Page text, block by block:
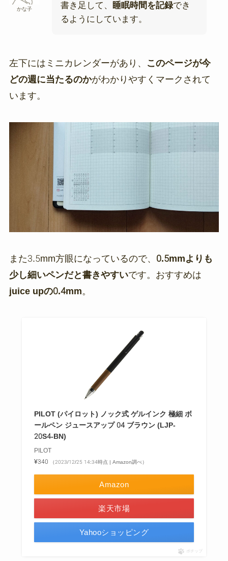
かな子
書き足して、
睡眠時間を記録でき
るようにしています。
左下にはミニカレンダーがあり、
このページが今
どの週に当たるのかがわかりやすくマークされて
います。
また3.5mm方眼になっているので、 0.5mmよりも
少し細いペンだと書きやすいです。おすすめは
juice upの0.4mm。
PILOT (パイロット) ノック式 ゲルインク 極細 ボ
ールペン ジュースアップ 04 ブラウン (LJP-
20S4-BN)
PILOT
¥340
（2023/12/25 14:34時点 | Amazon調べ）
Amazon
楽天市場
Yahooショッピング
ポチップ